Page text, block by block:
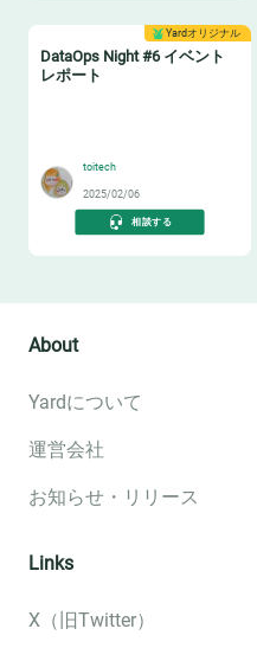
Yardオリジナル
DataOps Night #6 イベント
レポート
toitech
2025/02/06
相談する
About
Yardについて
運営会社
お知らせ・リリース
Links
X（旧Twitter）